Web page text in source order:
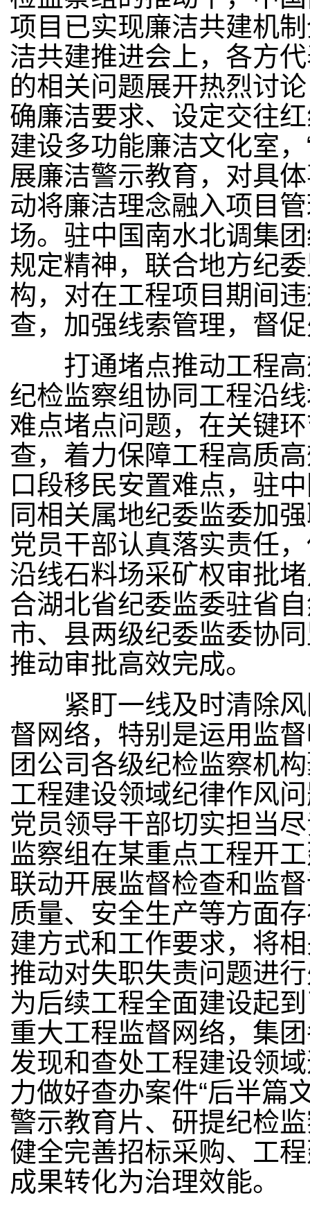
项目已实现廉洁共建机
洁共建推进会上，各方
的相关问题展开热烈讨
确廉洁要求、设定交往
建设多功能廉洁文化室
展廉洁警示教育，对具
动将廉洁理念融入项目
场。驻中国南水北调集
规定精神，联合地方纪
构，对在工程项目期间
查，加强线索管理，督
打通堵点推动工程高
纪检监察组协同工程沿
难点堵点问题，在关键
查，着力保障工程高质
口段移民安置难点，驻
同相关属地纪委监委加
党员干部认真落实责任
沿线石料场采矿权审批
合湖北省纪委监委驻省
市、县两级纪委监委协
推动审批高效完成。
紧盯一线及时清除风
督网络，特别是运用监
团公司各级纪检监察机
工程建设领域纪律作风
党员领导干部切实担当
监察组在某重点工程开
联动开展监督检查和监
质量、安全生产等方面
建方式和工作要求，将
推动对失职失责问题进
为后续工程全面建设起
重大工程监督网络，集
发现和查处工程建设领
力做好查办案件“后半篇
警示教育片、研提纪检
健全完善招标采购、工
成果转化为治理效能。